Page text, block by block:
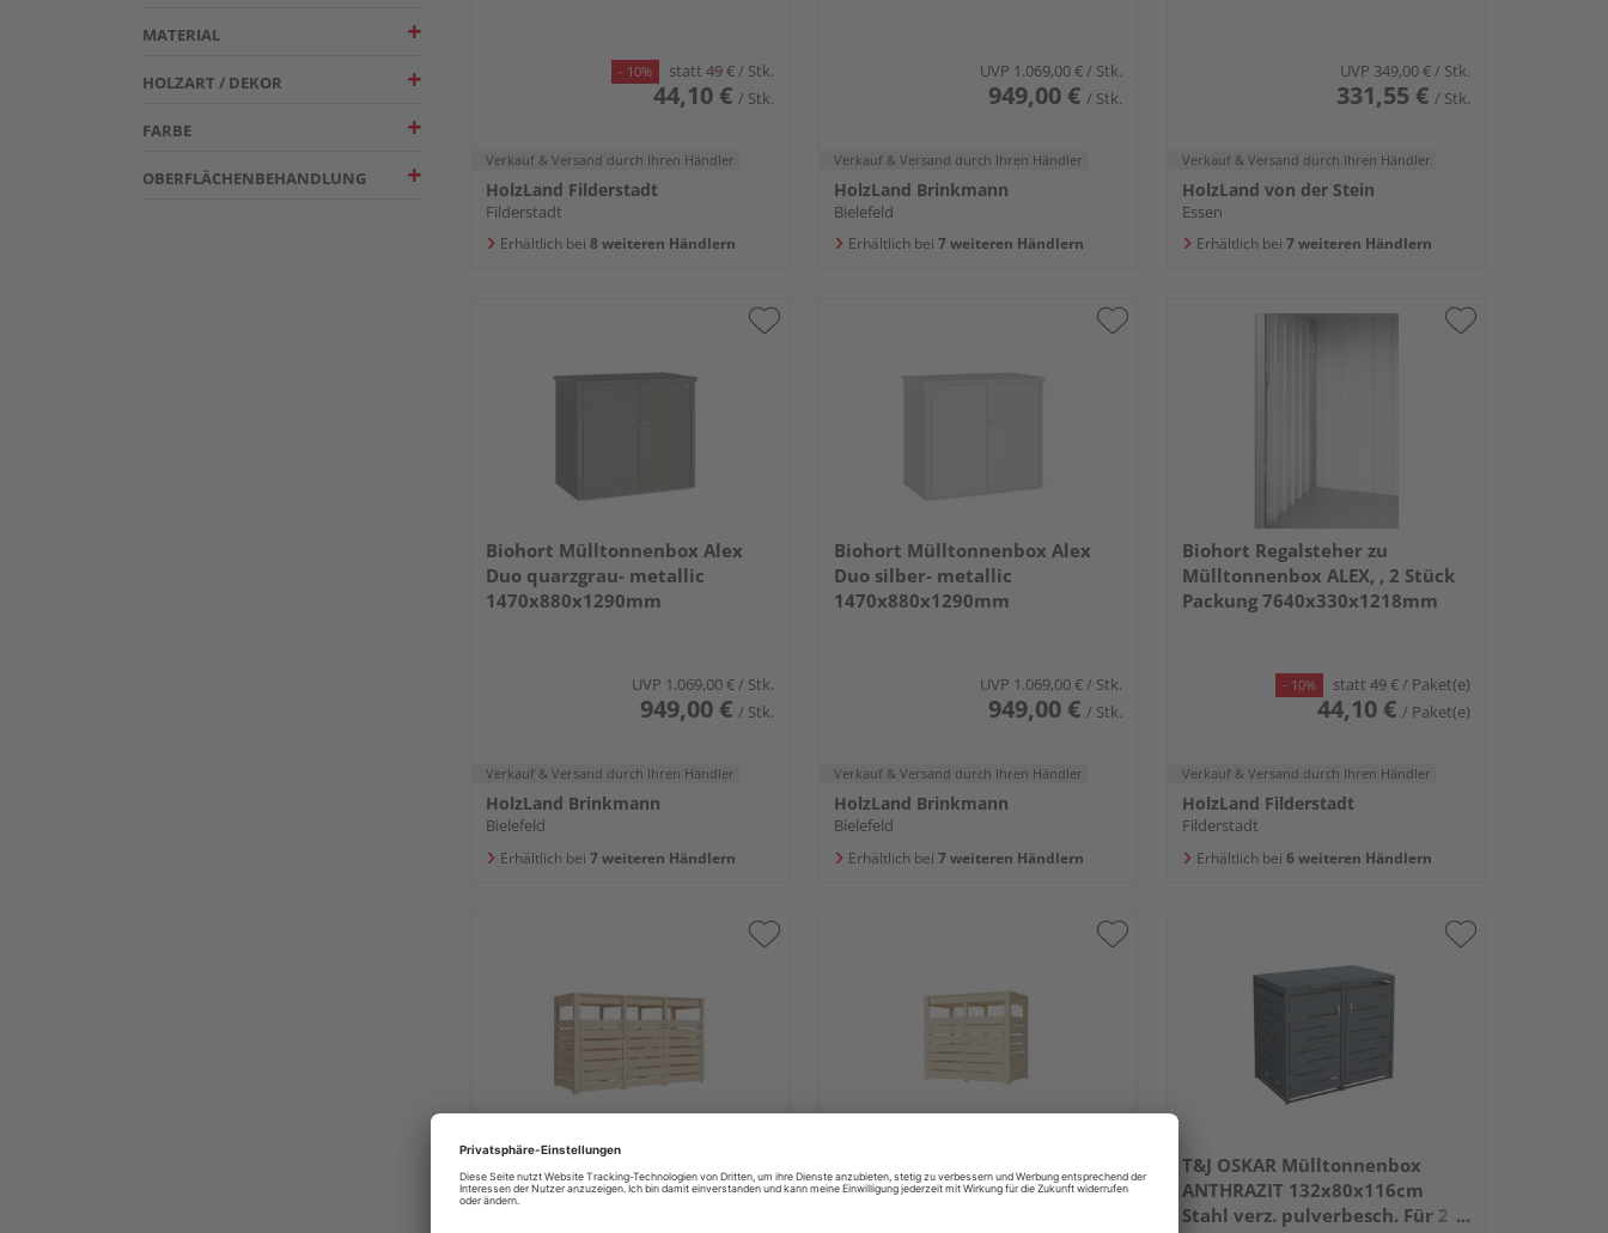
MATERIAL
HOLZART / DEKOR
FARBE
OBERFLÄCHENBEHANDLUNG
- 10% statt 49€/ Stk.
44,10 € / Stk.
Verkauf & Versand durch Ihren Händler
HolzLand Filderstadt
Filderstadt
Erhältlich bei 8 weiteren Händlern
UVP 1.069,00 €/ Stk.
949,00 € / Stk.
Verkauf & Versand durch Ihren Händler
HolzLand Brinkmann
Bielefeld
Erhältlich bei 7 weiteren Händlern
UVP 349,00 €/ Stk.
331,55 € / Stk.
Verkauf & Versand durch Ihren Händler
HolzLand von der Stein
Essen
Erhältlich bei 7 weiteren Händlern
Biohort Mülltonnenbox Alex
Duo quarzgrau- metallic
1470x880x1290mm
UVP 1.069,00 €/ Stk.
949,00 € / Stk.
Verkauf & Versand durch Ihren Händler
HolzLand Brinkmann
Bielefeld
Erhältlich bei 7 weiteren Händlern
Biohort Mülltonnenbox Alex
Duo silber- metallic
1470x880x1290mm
UVP 1.069,00 €/ Stk.
949,00 € / Stk.
Verkauf & Versand durch Ihren Händler
HolzLand Brinkmann
Bielefeld
Erhältlich bei 7 weiteren Händlern
Biohort Regalsteher zu
Mülltonnenbox ALEX, , 2 Stück
Packung 7640x330x1218mm
- 10% statt 49€/ Paket(e)
44,10 € / Paket(e)
Verkauf & Versand durch Ihren Händler
HolzLand Filderstadt
Filderstadt
Erhältlich bei 6 weiteren Händlern
KARIBU Mülltonnenunterstand
3 mit Hochbeet naturbelassen
mit Hochbeet naturbelassen
T&J OSKAR Mülltonnenbox
ANTHRAZIT 132x80x116cm
Stahl verz. pulverbesch. Für 2